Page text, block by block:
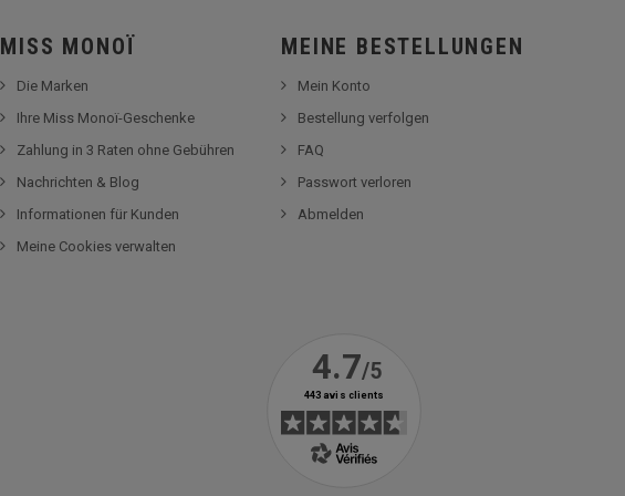
MISS MONOÏ
Die Marken
Ihre Miss Monoï-Geschenke
Zahlung in 3 Raten ohne Gebühren
Nachrichten & Blog
Informationen für Kunden
Meine Cookies verwalten
MEINE BESTELLUNGEN
Mein Konto
Bestellung verfolgen
FAQ
Passwort verloren
Abmelden